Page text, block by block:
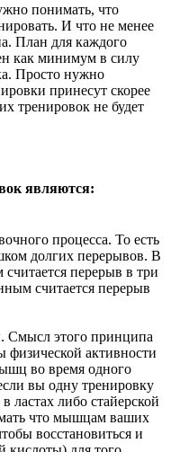
понимать, что
И что не менее
План для каждого
как минимум в силу
Просто нужно
принесут скорее
тренировок не будет
являются:
процесса. То есть
долгих перерывов. В
перерыв в три
считается перерыв
Смысл этого принципа
физической активности
во время одного
вы одну тренировку
ластах либо стайерской
что мышцам ваших
восстановиться и